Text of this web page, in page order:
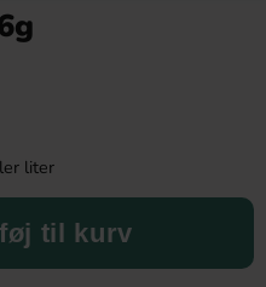
liter
til kurv